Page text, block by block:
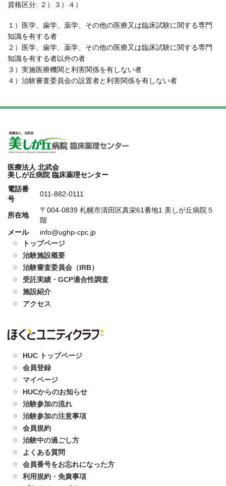
資格区分: ２）３）４）
１）医学、歯学、薬学、その他の医療又は臨床試験に関する専門
知識を有する者
２）医学、歯学、薬学、その他の医療又は臨床試験に関する専門
知識を有する者以外の者
３）実施医療機関と利害関係を有しない者
４）治験審査委員会の設置者と利害関係を有しない者
医療法人 北武会
美しが丘病院 臨床薬理センター
電話番
号
011-882-0111
所在地
〒004-0839 札幌市清田区真栄61番地1 美しが丘病院５
階
メール
info@ughp-cpc.jp
トップページ
治験施設概要
治験審査委員会（IRB）
受託実績・GCP適合性調査
施設紹介
アクセス
HUC トップページ
会員登録
マイページ
HUCからのお知らせ
治験参加の流れ
治験参加の注意事項
会員規約
治験中の過ごし方
よくある質問
会員番号をお忘れになった方
利用規約・免責事項